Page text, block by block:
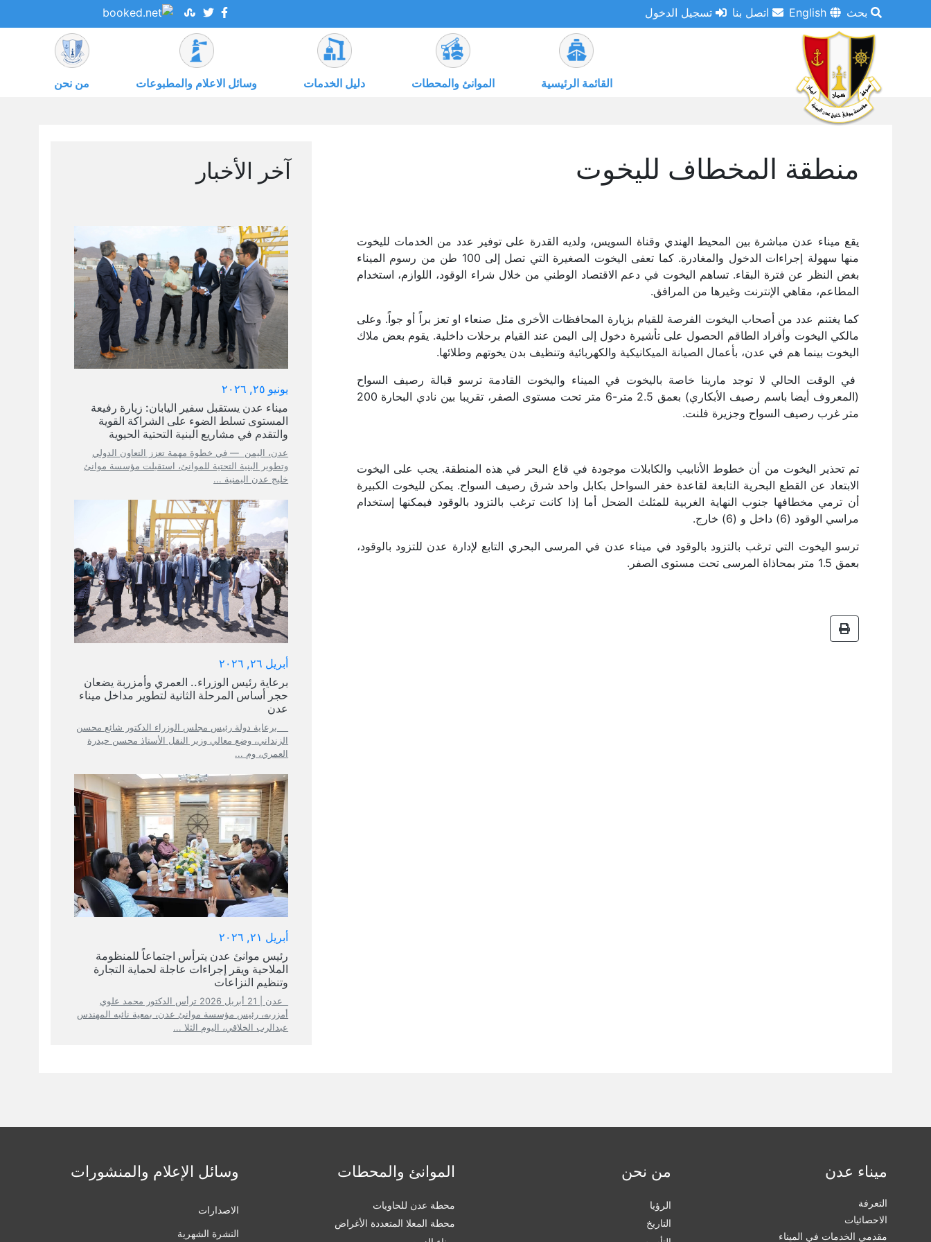
بحث English اتصل بنا تسجيل الدخول
القائمة الرئيسية الموانئ والمحطات دليل الخدمات وسائل الاعلام والمطبوعات من نحن
منطقة المخطاف لليخوت
يقع ميناء عدن مباشرة بين المحيط الهندي وقناة السويس، ولديه القدرة على توفير عدد من الخدمات لليخوت
منها سهولة إجراءات الدخول والمغادرة. كما تعفى اليخوت الصغيرة التي تصل إلى 100 طن من رسوم الميناء
بغض النظر عن فترة البقاء. تساهم اليخوت في دعم الاقتصاد الوطني من خلال شراء الوقود، اللوازم، استخدام
المطاعم، مقاهي الإنترنت وغيرها من المرافق.
كما يغتنم عدد من أصحاب اليخوت الفرصة للقيام بزيارة المحافظات الأخرى مثل صنعاء او تعز براً أو جواً. وعلى
مالكي اليخوت وأفراد الطاقم الحصول على تأشيرة دخول إلى اليمن عند القيام برحلات داخلية. يقوم بعض ملاك
اليخوت بينما هم في عدن، بأعمال الصيانة الميكانيكية والكهربائية وتنظيف بدن يخوتهم وطلائها.
في الوقت الحالي لا توجد مارينا خاصة باليخوت في الميناء واليخوت القادمة ترسو قبالة رصيف السواح
(المعروف أيضا باسم رصيف الأبكاري) بعمق 2.5 متر-6 متر تحت مستوى الصفر، تقريبا بين نادي البحارة 200
متر غرب رصيف السواح وجزيرة فلنت.
تم تحذير اليخوت من أن خطوط الأنابيب والكابلات موجودة في قاع البحر في هذه المنطقة. يجب على اليخوت
الابتعاد عن القطع البحرية التابعة لقاعدة خفر السواحل بكابل واحد شرق رصيف السواح. يمكن لليخوت الكبيرة
أن ترمي مخطافها جنوب النهاية الغربية للمثلث الضحل أما إذا كانت ترغب بالتزود بالوقود فيمكنها إستخدام
مراسي الوقود (6) داخل و (6) خارج.
ترسو اليخوت التي ترغب بالتزود بالوقود في ميناء عدن في المرسى البحري التابع لإدارة عدن للتزود بالوقود،
بعمق 1.5 متر بمحاذاة المرسى تحت مستوى الصفر.
آخر الأخبار
يونيو ٢٥, ٢٠٢٦
ميناء عدن يستقبل سفير اليابان: زيارة رفيعة
المستوى تسلط الضوء على الشراكة القوية
والتقدم في مشاريع البنية التحتية الحيوية
عدن، اليمن — في خطوة مهمة تعزز التعاون الدولي
وتطوير البنية التحتية للموانئ، استقبلت مؤسسة موانئ
خليج عدن اليمنية ...
أبريل ٢٦, ٢٠٢٦
برعاية رئيس الوزراء.. العمري وأمزربة يضعان
حجر أساس المرحلة الثانية لتطوير مداخل ميناء
عدن
برعاية دولة رئيس مجلس الوزراء الدكتور شائع محسن
الزنداني، وضع معالي وزير النقل الأستاذ محسن حيدرة
العمري، وم ...
أبريل ٢١, ٢٠٢٦
رئيس موانئ عدن يترأس اجتماعاً للمنظومة
الملاحية ويقر إجراءات عاجلة لحماية التجارة
وتنظيم النزاعات
عدن | 21 أبريل 2026 ترأس الدكتور محمد علوي
أمزربه، رئيس مؤسسة موانئ عدن، بمعية نائبه المهندس
عبدالرب الخلاقي، اليوم الثلا ...
ميناء عدن
التعرفة
الاحصائيات
مقدمي الخدمات في الميناء
من نحن
الرؤيا
التاريخ
الموانئ والمحطات
محطة عدن للحاويات
محطة المعلا المتعددة الأغراض
وسائل الإعلام والمنشورات
الاصدارات
النشرة الشهرية